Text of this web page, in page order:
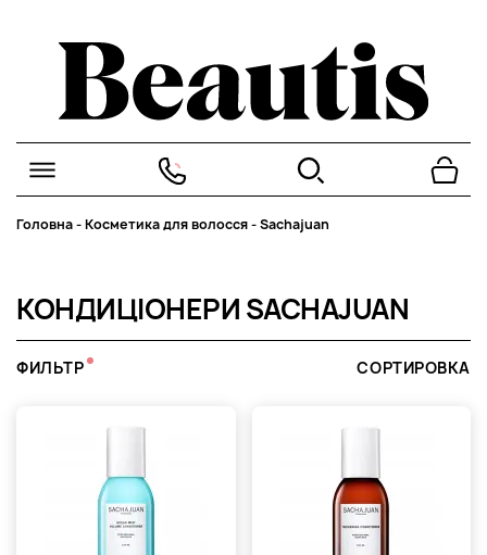
Головна-Косметика для волосся-Sachajuan
КОНДИЦІОНЕРИ SACHAJUAN
ФИЛЬТР СОРТИРОВКА